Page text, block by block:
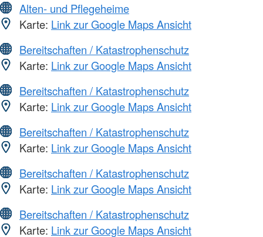
Alten- und Pflegeheime
Karte: Link zur Google Maps Ansicht
Bereitschaften / Katastrophenschutz
Karte: Link zur Google Maps Ansicht
Bereitschaften / Katastrophenschutz
Karte: Link zur Google Maps Ansicht
Bereitschaften / Katastrophenschutz
Karte: Link zur Google Maps Ansicht
Bereitschaften / Katastrophenschutz
Karte: Link zur Google Maps Ansicht
Bereitschaften / Katastrophenschutz
Karte: Link zur Google Maps Ansicht